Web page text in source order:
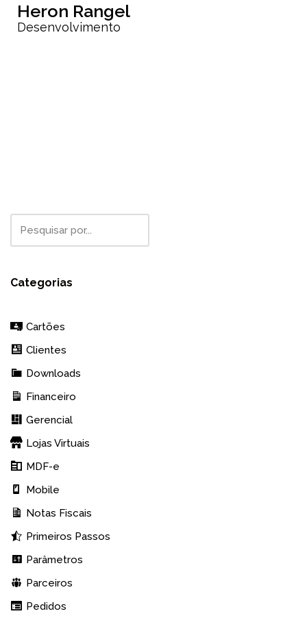
Heron Rangel
Desenvolvimento
Categorias
Cartões
Clientes
Downloads
Financeiro
Gerencial
Lojas Virtuais
MDF-e
Mobile
Notas Fiscais
Primeiros Passos
Parâmetros
Parceiros
Pedidos